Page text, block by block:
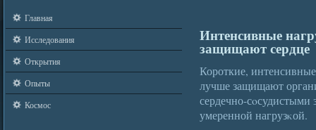
Главная
Исследования
Открытия
Опыты
Космос
Интенсивные
защищают сердце
Короткие,
лучше защищают
сердечно-сοсудистыми
умеренной нагрузκой.